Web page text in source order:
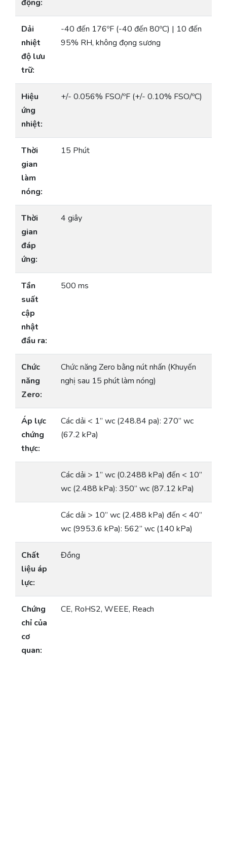
động:
Dải
nhiệt
độ lưu
trữ:
-40 đến 176ºF (-40 đến 80ºC) | 10 đến
95% RH, không đọng sương
Hiệu
ứng
nhiệt:
+/- 0.056% FSO/ºF (+/- 0.10% FSO/ºC)
Thời
gian
làm
nóng:
15 Phút
Thời
gian
đáp
ứng:
4 giây
Tần
suất
cập
nhật
đầu ra:
500 ms
Chức
năng
Zero:
Chức năng Zero bằng nút nhấn (Khuyến
nghị sau 15 phút làm nóng)
Áp lực
chứng
thực:
Các dải < 1” wc (248.84 pa): 270” wc
(67.2 kPa)
Các dải > 1” wc (0.2488 kPa) đến < 10”
wc (2.488 kPa): 350” wc (87.12 kPa)
Các dải > 10” wc (2.488 kPa) đến < 40”
wc (9953.6 kPa): 562” wc (140 kPa)
Chất
liệu áp
lực:
Đồng
Chứng
chỉ của
cơ
quan:
CE, RoHS2, WEEE, Reach